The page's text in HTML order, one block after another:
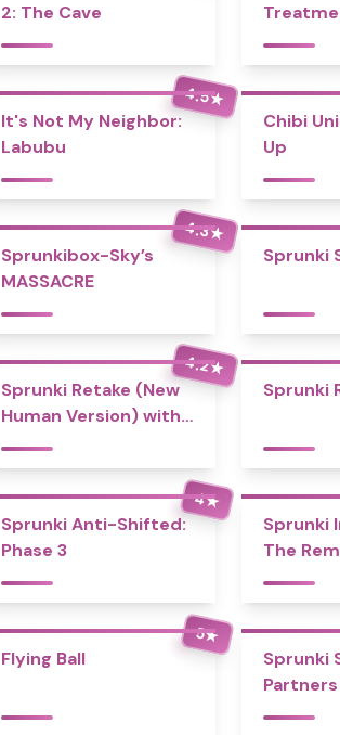
2: The Cave
4.5★
It's Not My Neighbor:
Labubu
Chibi
Up
4.3★
Sprunkibox-Sky’s
MASSACRE
Sprunki
4.2★
Sprunki Retake (New
Human Version) with
Bonus
Sprunki
4★
Sprunki Anti-Shifted:
Phase 3
Sprunki
The
5★
Flying Ball
Sprunki